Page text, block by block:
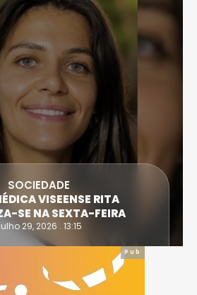
SOCIEDADE
VISEENSE RITA
SE NA SEXTA-FEIRA
29, 2026 . 13:15
Pub